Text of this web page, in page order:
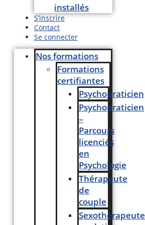
installés
S’inscrire
Contact
Se connecter
Nos formations
Formations
certifiantes
Psychopraticien
Psychopraticien
–
Parcours
licenciés
en
Psychologie
Thérapeute
de
couple
Sexothérapeute